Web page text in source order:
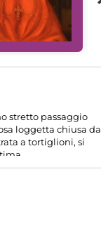
stretto passaggio
loggetta chiusa da
a tortiglioni, si